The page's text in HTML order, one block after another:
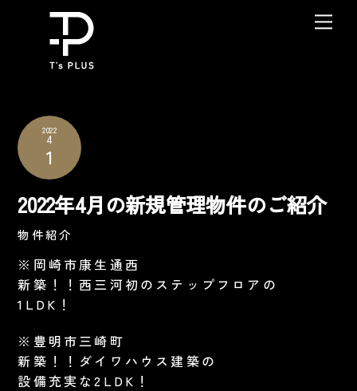
content
2022
4
1
2022年4月の新規管理物件のご紹介
物件紹介
※岡崎市康生通西
新築！！西三河初のステップフロアの
1LDK！
※豊明市三崎町
新築！！ダイワハウス建築の
設備充実な2LDK！